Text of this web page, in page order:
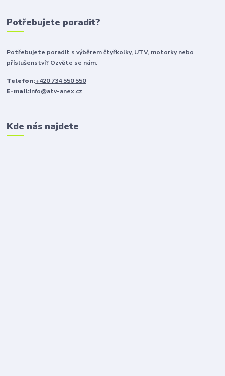
Potřebujete poradit?
Potřebujete poradit s výběrem čtyřkolky, UTV, motorky nebo
příslušenství? Ozvěte se nám.
Telefon:+420 734 550 550
E-mail:info@atv-anex.cz
Kde nás najdete